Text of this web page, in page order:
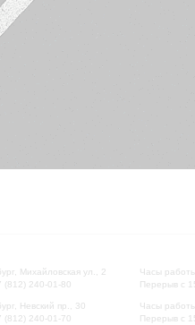
Михайловская ул., 2
(812) 240-01-80
Невский пр., 30
(812) 240-01-70
Часы
Перерыв с
Часы
Перерыв с